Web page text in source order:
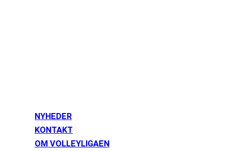
NYHEDER
KONTAKT
OM VOLLEYLIGAEN